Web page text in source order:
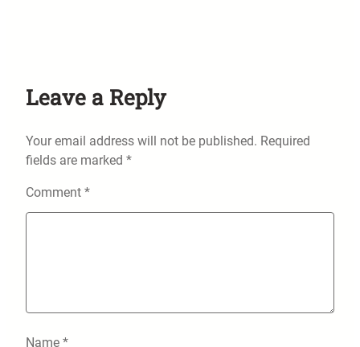
Leave a Reply
Your email address will not be published. Required
fields are marked *
Comment *
Name *